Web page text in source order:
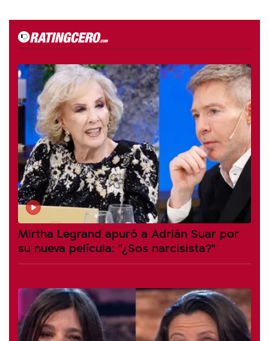
Mirtha Legrand apuró a Adrián Suar por
su nueva película: "¿Sos narcisista?"